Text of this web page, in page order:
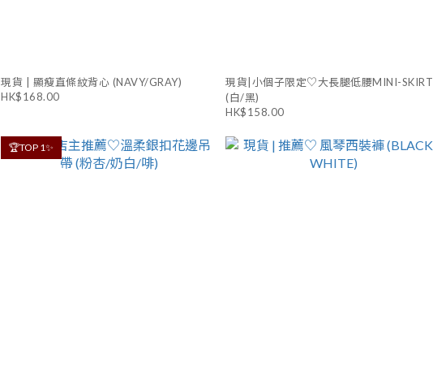
現貨 | 顯瘦直條紋背心 (NAVY/GRAY)
HK$168.00
現貨|小個子限定♡大長腿低腰MINI-SKIRT
(白/黑)
HK$158.00
🏆TOP 1✨